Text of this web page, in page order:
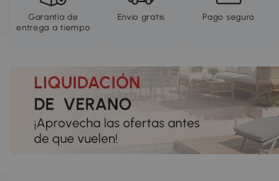
Garantía de
entrega a tiempo
Envío gratis Pago seguro